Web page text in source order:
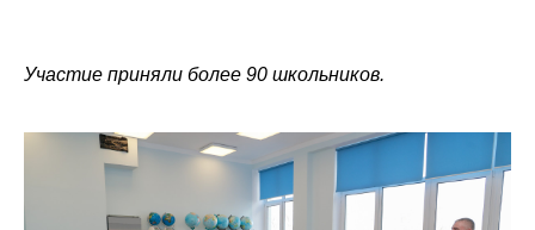
Участие приняли более 90 школьников.